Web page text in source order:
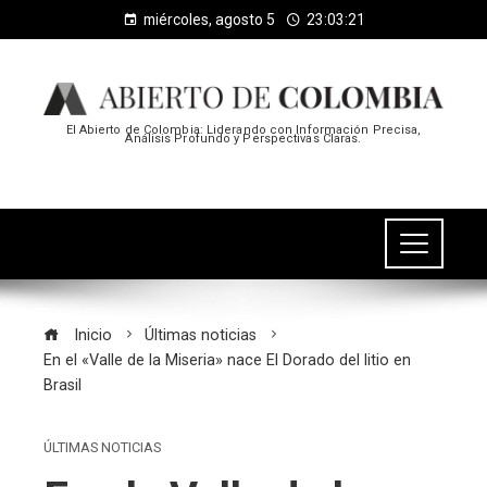
miércoles, agosto 5 23:03:21
El Abierto de Colombia: Liderando con Información Precisa,
Análisis Profundo y Perspectivas Claras.
Inicio
Últimas noticias
En el «Valle de la Miseria» nace El Dorado del litio en
Brasil
ÚLTIMAS NOTICIAS